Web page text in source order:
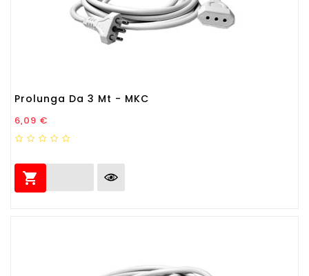
Prolunga Da 3 Mt - MKC
Prezzo
6,09 €
